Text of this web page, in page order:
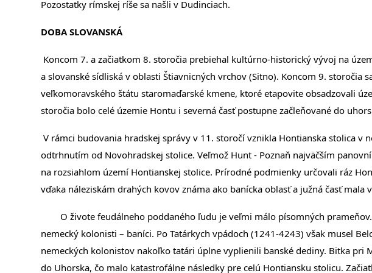
Pozostatky rímskej ríše sa našli v Dudinciach.
DOBA SLOVANSKÁ
Koncom 7. a začiatkom 8. storočia prebiehal kultúrno-historický vývoj na
a slovanské sídliská v oblasti Štiavnicných vrchov (Sitno). Koncom 9. storočia
veľkomoravského štátu staromaďarské kmene, ktoré etapovite obsadzovali
storočia bolo celé územie Hontu i severná časť postupne začleňované do
V rámci budovania hradskej správy v 11. storočí vznikla Hontianska stolica v
odtrhnutím od Novohradskej stolice. Veľmož Hunt - Poznaň najväčším
na rozsiahlom území Hontianskej stolice. Prírodné podmienky určovali ráz
vďaka náleziskám drahých kovov známa ako banícka oblasť a južná časť mala
O živote feudálneho poddaného ľudu je veľmi málo písomných
nemecký kolonisti – baníci. Po Tatárkych vpádoch (1241-4243) však musel
nemeckých kolonistov nakoľko tatári úplne vyplienili banské dediny. Bitka pri
do Uhorska, čo malo katastrofálne následky pre celú Hontiansku stolicu.